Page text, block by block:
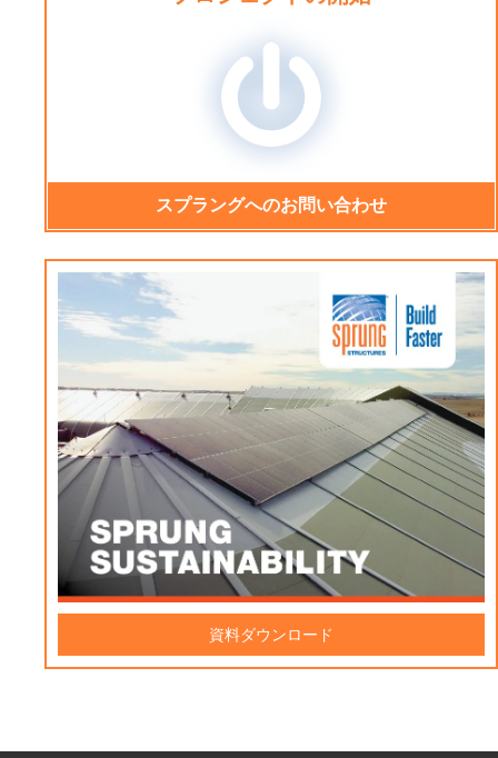
スプラングへのお問い合わせ
資料ダウンロード